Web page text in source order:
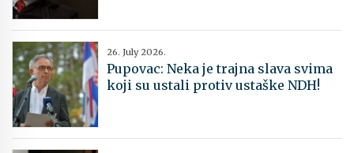
26. July 2026.
Pupovac: Neka je trajna slava svima
koji su ustali protiv ustaške NDH!